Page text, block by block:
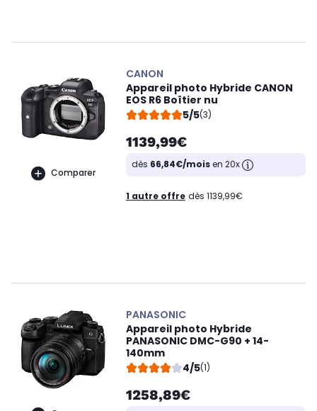
Comparer
CANON
Appareil photo Hybride CANON
EOS R6 Boîtier nu
5/5(3)
1139,99€
dès 66,84€/moisen 20x
1 autre offre dès 1139,99€
PANASONIC
Appareil photo Hybride
PANASONIC DMC-G90 + 14-
140mm
4/5(1)
1258,89€